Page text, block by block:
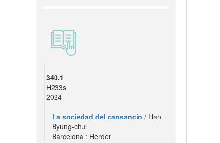
340.1
H233s
2024
La sociedad del cansancio / Han
Byung-chul
Barcelona : Herder